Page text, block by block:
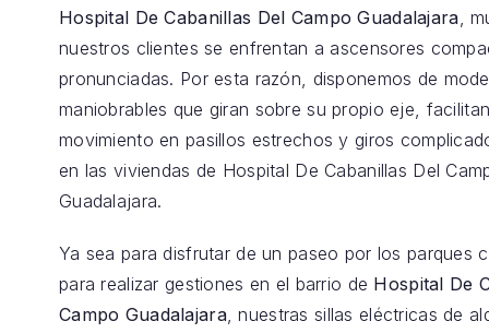
Hospital De Cabanillas Del Campo Guadalajara ,
nuestros clientes se enfrentan a ascensores
pronunciadas. Por esta razón, disponemos de
maniobrables que giran sobre su propio eje,
movimiento en pasillos estrechos y giros
en las viviendas de Hospital De Cabanillas Del
Guadalajara.
Ya sea para disfrutar de un paseo por los parques
para realizar gestiones en el barrio de Hospital De
Campo Guadalajara, nuestras sillas eléctricas de